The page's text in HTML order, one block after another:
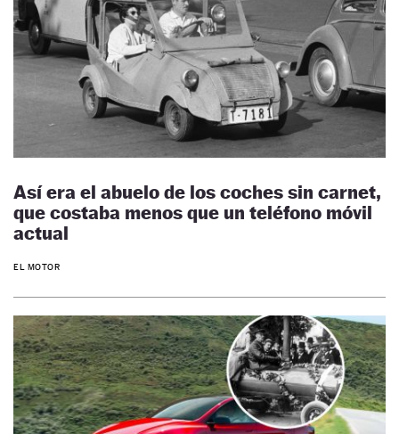
Así era el abuelo de los coches sin carnet,
que costaba menos que un teléfono móvil
actual
EL MOTOR